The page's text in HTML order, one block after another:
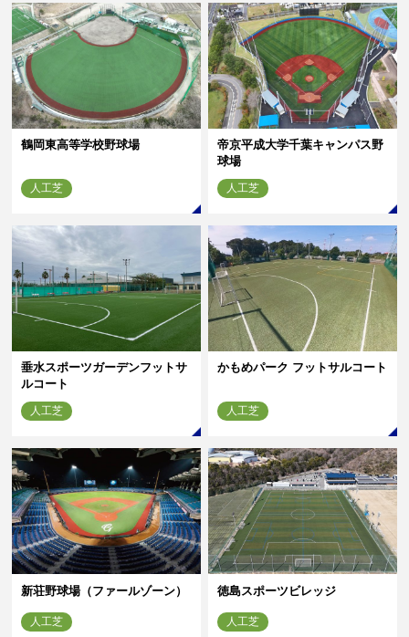
鶴岡東高等学校野球場
人工芝
帝京平成大学千葉キャンパス野
球場
人工芝
垂水スポーツガーデンフットサ
ルコート
人工芝
かもめパーク フットサルコート
人工芝
新荘野球場（ファールゾーン）
人工芝
徳島スポーツビレッジ
人工芝